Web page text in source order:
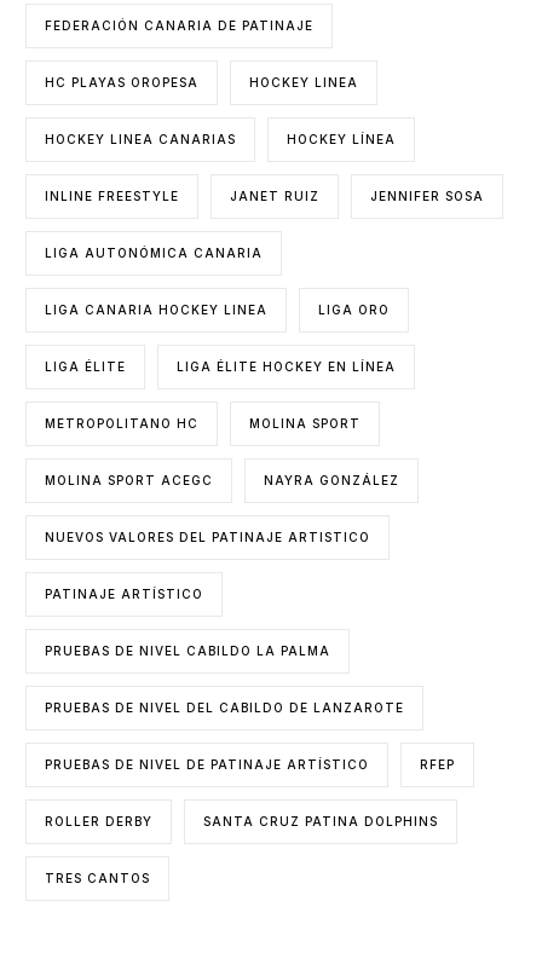
FEDERACIÓN CANARIA DE PATINAJE
HC PLAYAS OROPESA HOCKEY LINEA
HOCKEY LINEA CANARIAS HOCKEY LÍNEA
INLINE FREESTYLE JANET RUIZ JENNIFER SOSA
LIGA AUTONÓMICA CANARIA
LIGA CANARIA HOCKEY LINEA LIGA ORO
LIGA ÉLITE LIGA ÉLITE HOCKEY EN LÍNEA
METROPOLITANO HC MOLINA SPORT
MOLINA SPORT ACEGC NAYRA GONZÁLEZ
NUEVOS VALORES DEL PATINAJE ARTISTICO
PATINAJE ARTÍSTICO
PRUEBAS DE NIVEL CABILDO LA PALMA
PRUEBAS DE NIVEL DEL CABILDO DE LANZAROTE
PRUEBAS DE NIVEL DE PATINAJE ARTÍSTICO RFEP
ROLLER DERBY SANTA CRUZ PATINA DOLPHINS
TRES CANTOS